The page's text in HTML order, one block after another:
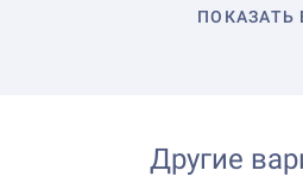
ПОКАЗАТЬ
Другие